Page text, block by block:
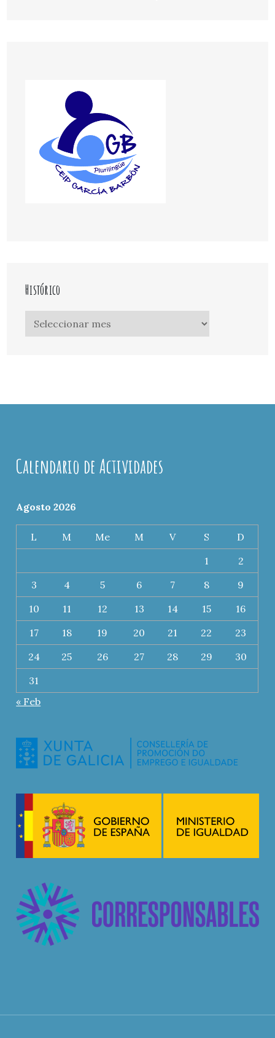
Histórico
Histórico
Calendario de Actividades
Agosto 2026
L M Me M V S
D
1
2
3
4 5 6 7 8
9
10
11 12 13 14 15
16
17
18 19 20 21 22
23
24
25 26 27 28 29
30
31
« Feb